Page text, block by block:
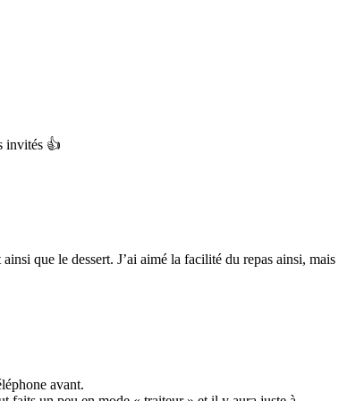
invités 👍
que le dessert. J’ai aimé la facilité du repas ainsi, mais
avant.